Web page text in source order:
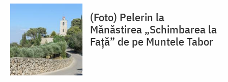
(Foto) Pelerin la
Mănăstirea „Schimbarea la
Față” de pe Muntele Tabor